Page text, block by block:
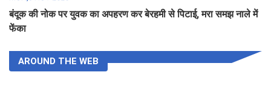
बंदूक की नोक पर युवक का अपहरण कर बेरहमी से पिटाई, मरा समझ नाले में
फेंका
AROUND THE WEB